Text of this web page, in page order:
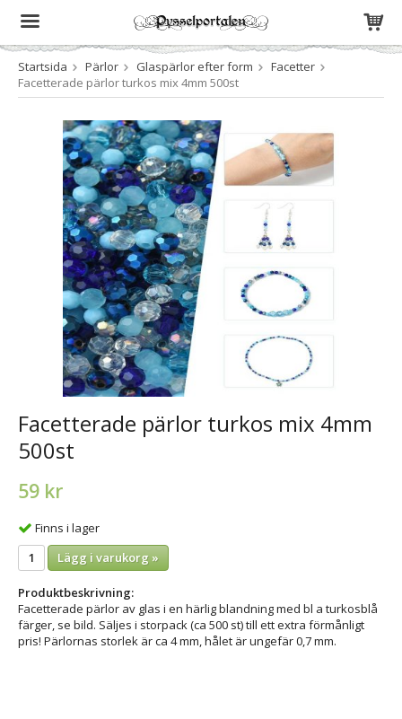
Produkten har blivit tillagd i varukorgen
Startsida Pärlor Glaspärlor efter form
Facetter
Facetterade pärlor turkos mix 4mm 500st
Facetterade pärlor turkos mix 4mm
500st
59 kr
Finns i lager
Lägg i varukorg »
Produktbeskrivning:
Facetterade pärlor av glas i en härlig blandning med bl a turkosblå
färger, se bild. Säljes i storpack (ca 500 st) till ett extra förmånligt
pris! Pärlornas storlek är ca 4 mm, hålet är ungefär 0,7 mm.